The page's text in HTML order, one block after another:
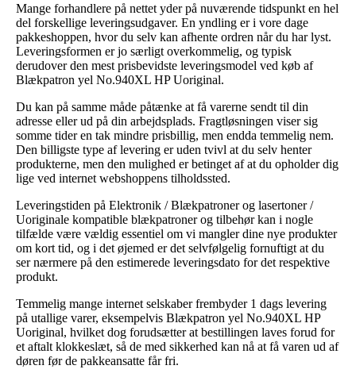
Mange forhandlere på nettet yder på nuværende tidspunkt en hel
del forskellige leveringsudgaver. En yndling er i vore dage
pakkeshoppen, hvor du selv kan afhente ordren når du har lyst.
Leveringsformen er jo særligt overkommelig, og typisk
derudover den mest prisbevidste leveringsmodel ved køb af
Blækpatron yel No.940XL HP Uoriginal.
Du kan på samme måde påtænke at få varerne sendt til din
adresse eller ud på din arbejdsplads. Fragtløsningen viser sig
somme tider en tak mindre prisbillig, men endda temmelig nem.
Den billigste type af levering er uden tvivl at du selv henter
produkterne, men den mulighed er betinget af at du opholder dig
lige ved internet webshoppens tilholdssted.
Leveringstiden på Elektronik / Blækpatroner og lasertoner /
Uoriginale kompatible blækpatroner og tilbehør kan i nogle
tilfælde være vældig essentiel om vi mangler dine nye produkter
om kort tid, og i det øjemed er det selvfølgelig fornuftigt at du
ser nærmere på den estimerede leveringsdato for det respektive
produkt.
Temmelig mange internet selskaber frembyder 1 dags levering
på utallige varer, eksempelvis Blækpatron yel No.940XL HP
Uoriginal, hvilket dog forudsætter at bestillingen laves forud for
et aftalt klokkeslæt, så de med sikkerhed kan nå at få varen ud af
døren før de pakkeansatte får fri.